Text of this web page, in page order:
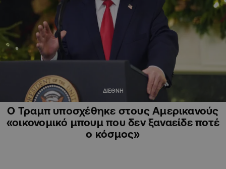
ΔΙΕΘΝΗ
Ο Τραμπ υποσχέθηκε στους Αμερικανούς
«οικονομικό μπουμ που δεν ξαναείδε ποτέ
ο κόσμος»